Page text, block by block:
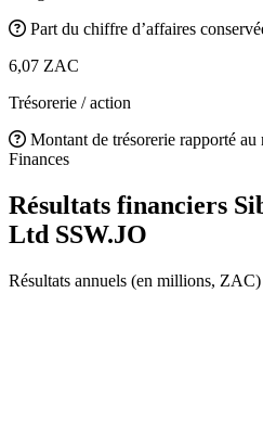
Part du chiffre d’affaires
6,07 ZAC
Trésorerie / action
Montant de trésorerie rapporté au
Finances
Résultats financiers
Ltd SSW.JO
Résultats annuels (en millions, ZAC)